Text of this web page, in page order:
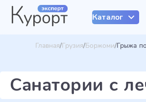
Каталог
Главная Грузия Боржоми Грыжа
Санатории с